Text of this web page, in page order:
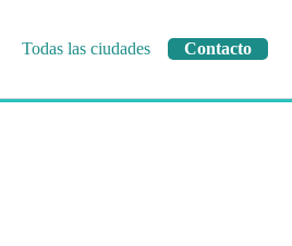
Todas las ciudades Contacto